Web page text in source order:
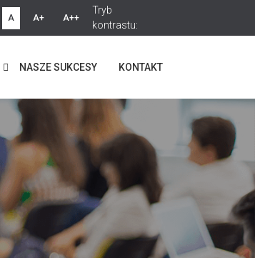
A A+ A++
Tryb
kontrastu:
NASZE SUKCESY KONTAKT